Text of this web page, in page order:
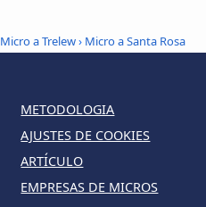
Micro a Trelew› Micro a Santa Rosa
METODOLOGIA
AJUSTES DE COOKIES
ARTÍCULO
EMPRESAS DE MICROS